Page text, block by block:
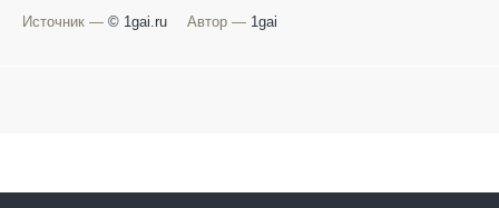
Источник — © 1gai.ru Автор — 1gai